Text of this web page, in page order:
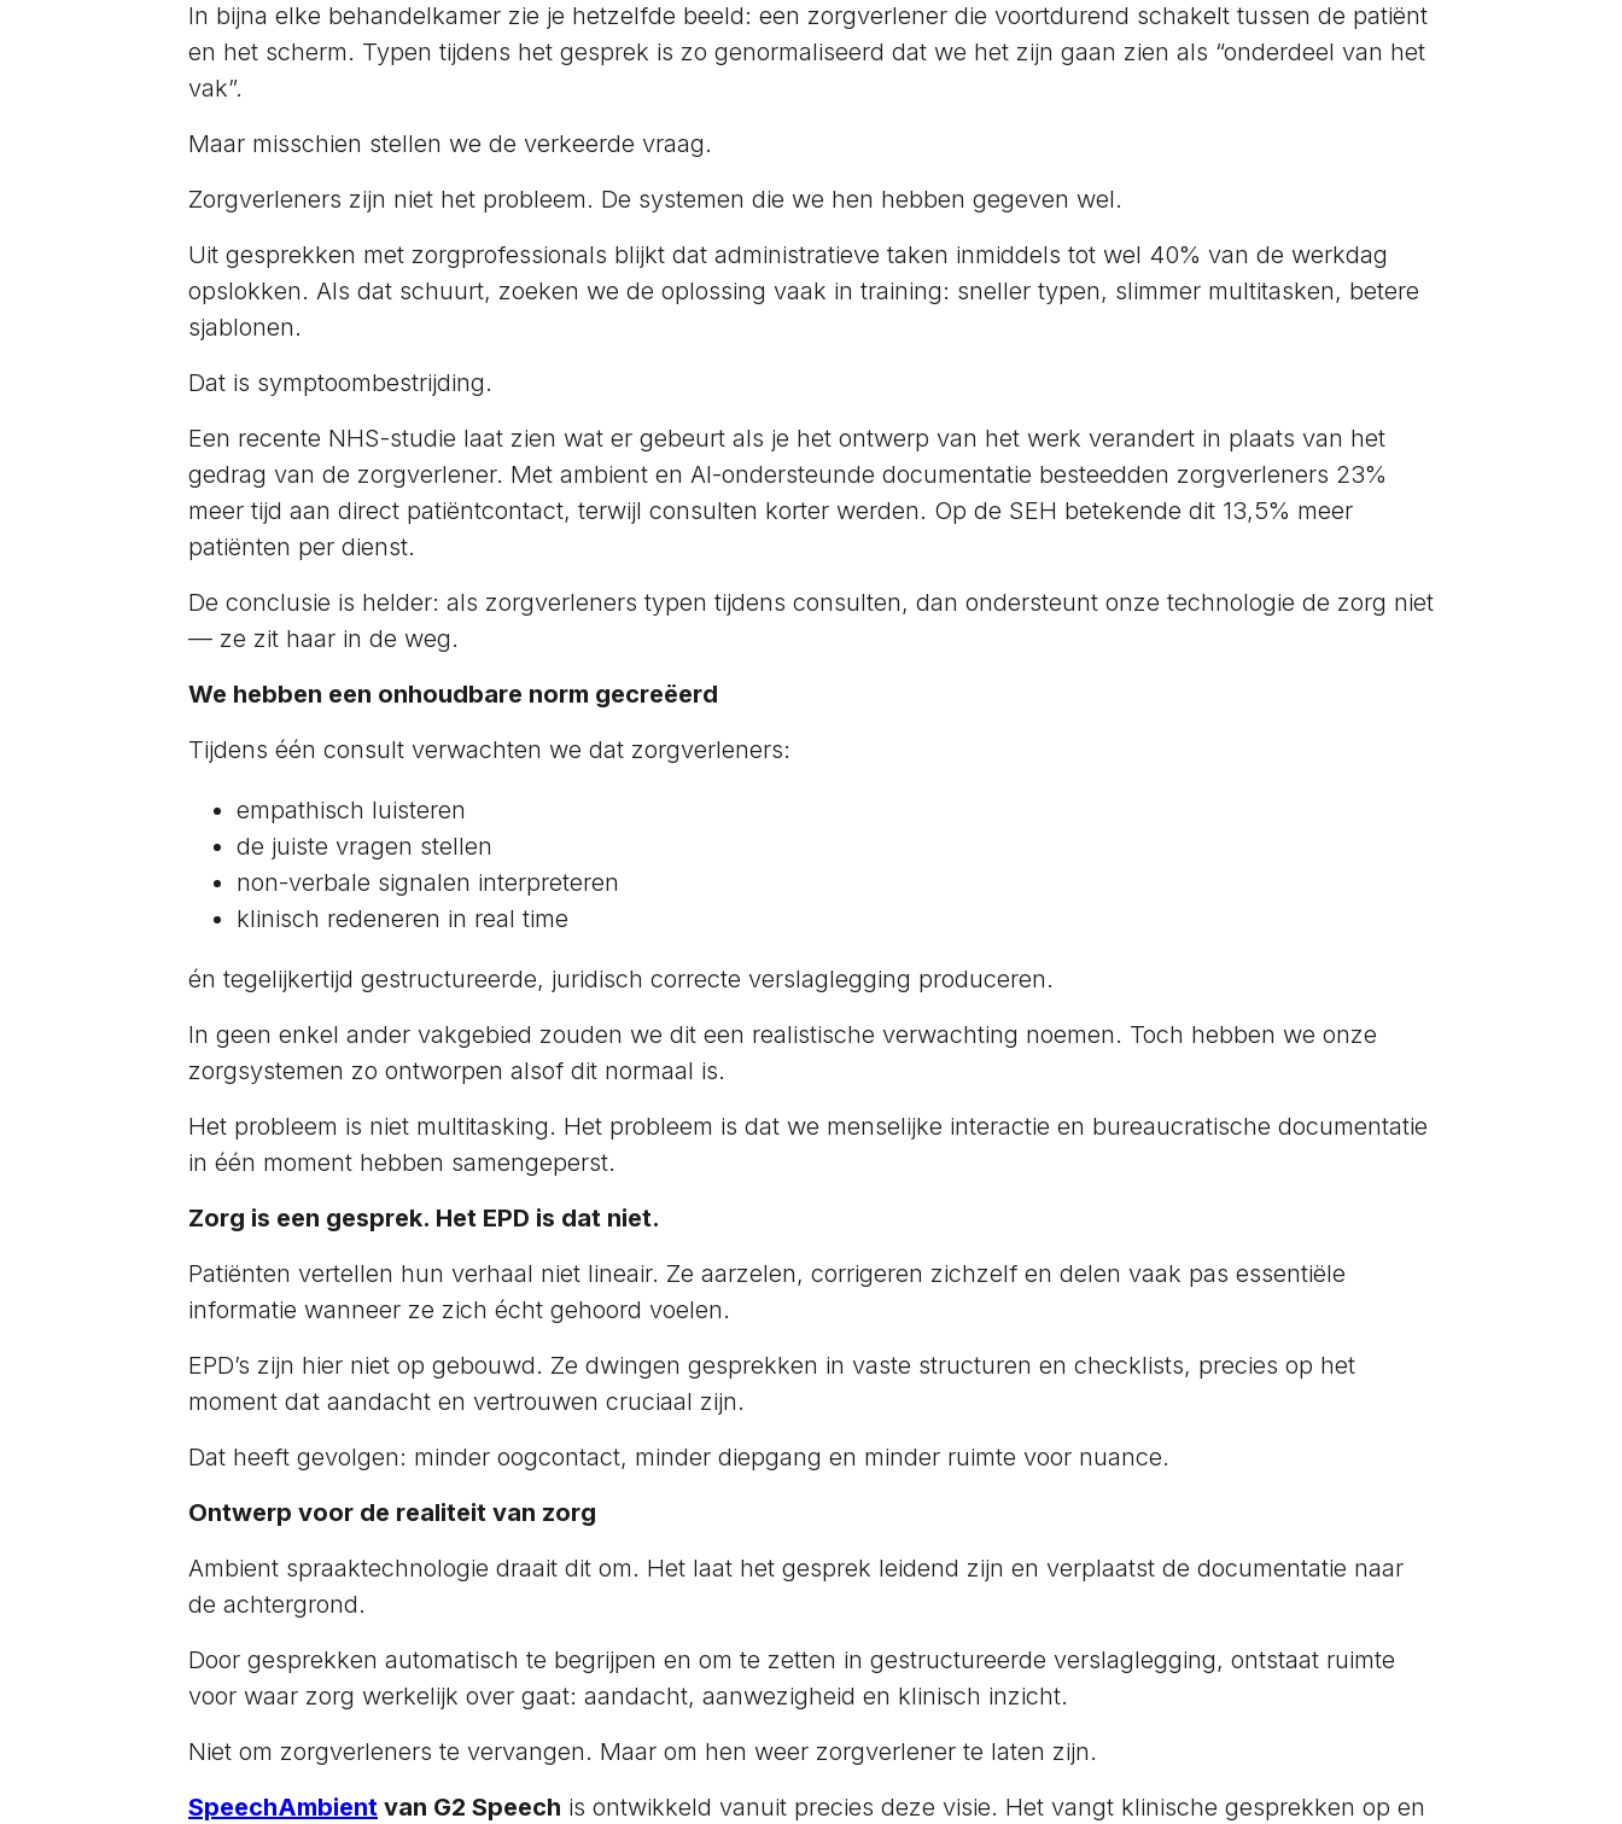
In bijna elke behandelkamer zie je hetzelfde beeld: een zorgverlener die voortdurend schakelt tussen de patiënt
en het scherm. Typen tijdens het gesprek is zo genormaliseerd dat we het zijn gaan zien als “onderdeel van het
vak”.
Maar misschien stellen we de verkeerde vraag.
Zorgverleners zijn niet het probleem. De systemen die we hen hebben gegeven wel.
Uit gesprekken met zorgprofessionals blijkt dat administratieve taken inmiddels tot wel 40% van de werkdag
opslokken. Als dat schuurt, zoeken we de oplossing vaak in training: sneller typen, slimmer multitasken, betere
sjablonen.
Dat is symptoombestrijding.
Een recente NHS-studie laat zien wat er gebeurt als je het ontwerp van het werk verandert in plaats van het
gedrag van de zorgverlener. Met ambient en AI-ondersteunde documentatie besteedden zorgverleners 23%
meer tijd aan direct patiëntcontact, terwijl consulten korter werden. Op de SEH betekende dit 13,5% meer
patiënten per dienst.
De conclusie is helder: als zorgverleners typen tijdens consulten, dan ondersteunt onze technologie de zorg niet
— ze zit haar in de weg.
We hebben een onhoudbare norm gecreëerd
Tijdens één consult verwachten we dat zorgverleners:
empathisch luisteren
de juiste vragen stellen
non-verbale signalen interpreteren
klinisch redeneren in real time
én tegelijkertijd gestructureerde, juridisch correcte verslaglegging produceren.
In geen enkel ander vakgebied zouden we dit een realistische verwachting noemen. Toch hebben we onze
zorgsystemen zo ontworpen alsof dit normaal is.
Het probleem is niet multitasking. Het probleem is dat we menselijke interactie en bureaucratische documentatie
in één moment hebben samengeperst.
Zorg is een gesprek. Het EPD is dat niet.
Patiënten vertellen hun verhaal niet lineair. Ze aarzelen, corrigeren zichzelf en delen vaak pas essentiële
informatie wanneer ze zich écht gehoord voelen.
EPD’s zijn hier niet op gebouwd. Ze dwingen gesprekken in vaste structuren en checklists, precies op het
moment dat aandacht en vertrouwen cruciaal zijn.
Dat heeft gevolgen: minder oogcontact, minder diepgang en minder ruimte voor nuance.
Ontwerp voor de realiteit van zorg
Ambient spraaktechnologie draait dit om. Het laat het gesprek leidend zijn en verplaatst de documentatie naar
de achtergrond.
Door gesprekken automatisch te begrijpen en om te zetten in gestructureerde verslaglegging, ontstaat ruimte
voor waar zorg werkelijk over gaat: aandacht, aanwezigheid en klinisch inzicht.
Niet om zorgverleners te vervangen. Maar om hen weer zorgverlener te laten zijn.
SpeechAmbient van G2 Speech is ontwikkeld vanuit precies deze visie. Het vangt klinische gesprekken op en